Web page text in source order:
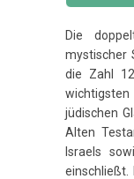
Die
mystischer
die Zahl
jüdischen
Alten
Israels
einschließt.